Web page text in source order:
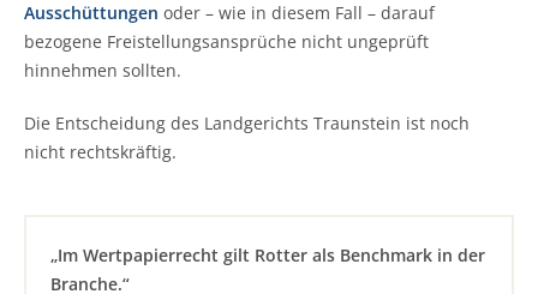
Ausschüttungen oder – wie in diesem Fall – darauf
bezogene Freistellungsansprüche nicht ungeprüft
hinnehmen sollten.
Die Entscheidung des Landgerichts Traunstein ist noch
nicht rechtskräftig.
„Im Wertpapierrecht gilt Rotter als Benchmark in der
Branche.“